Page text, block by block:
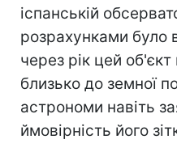
іспанській
розрахунками було
через рік цей
близько до земної
астрономи навіть
ймовірність його